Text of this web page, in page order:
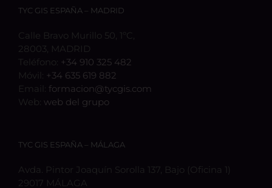
TYC GIS ESPAÑA – MADRID
Calle Bravo Murillo 50, 1ºC,
28003, MADRID
Teléfono: +34 910 325 482
Móvil: +34 635 619 882
Email: formacion@tycgis.com
Web: web del grupo
TYC GIS ESPAÑA – MÁLAGA
Avda. Pintor Joaquín Sorolla 137, Bajo (Oficina 1)
29017 MÁLAGA